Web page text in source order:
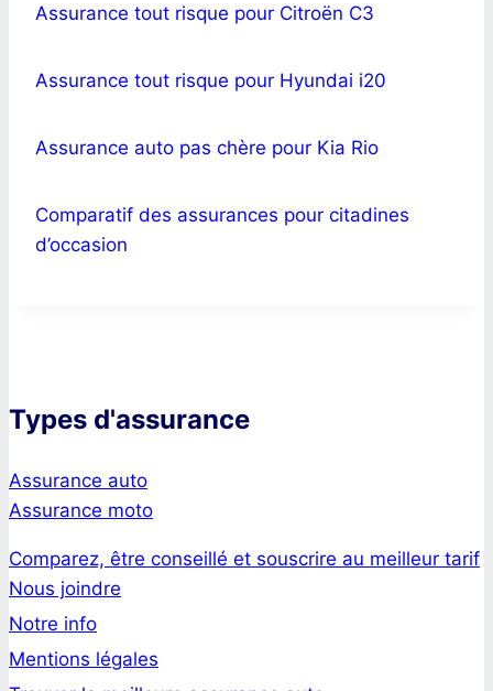
Assurance tout risque pour Citroën C3
Assurance tout risque pour Hyundai i20
Assurance auto pas chère pour Kia Rio
Comparatif des assurances pour citadines
d’occasion
Types d'assurance
Assurance auto
Assurance moto
Comparez, être conseillé et souscrire au meilleur tarif
Nous joindre
Notre info
Mentions légales